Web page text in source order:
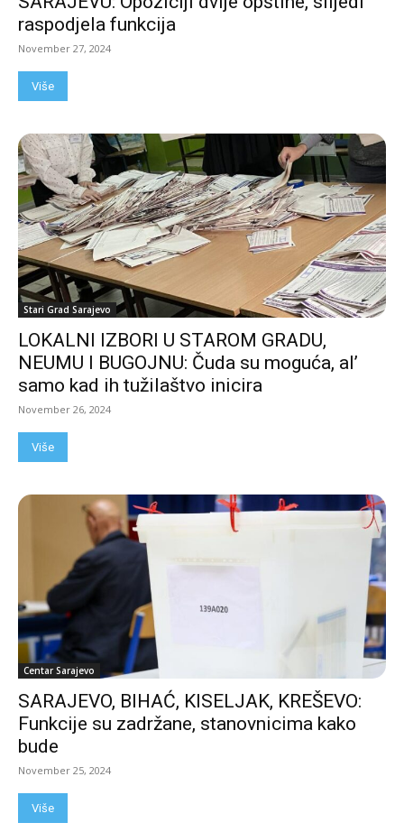
raspodjela funkcija
November 27, 2024
Više
Stari Grad Sarajevo
LOKALNI IZBORI U STAROM GRADU,
NEUMU I BUGOJNU: Čuda su moguća, al’
samo kad ih tužilaštvo inicira
November 26, 2024
Više
Centar Sarajevo
SARAJEVO, BIHAĆ, KISELJAK, KREŠEVO:
Funkcije su zadržane, stanovnicima kako
bude
November 25, 2024
Više